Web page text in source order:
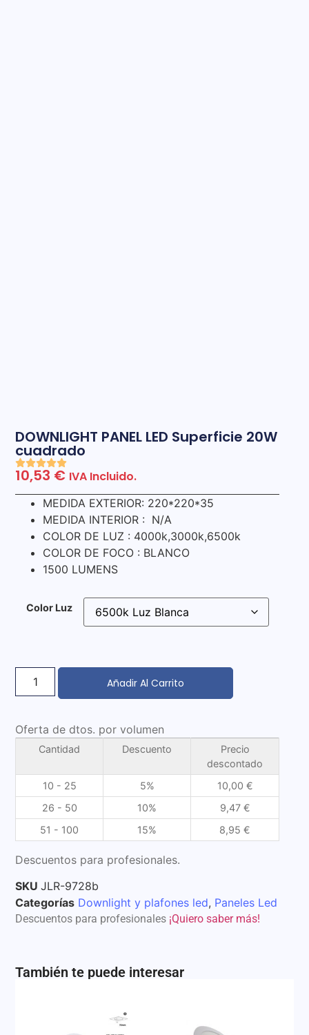
DOWNLIGHT PANEL LED Superficie 20W
cuadrado
10,53 € IVA Incluido.
MEDIDA EXTERIOR: 220*220*35
MEDIDA INTERIOR : N/A
COLOR DE LUZ : 4000k,3000k,6500k
COLOR DE FOCO : BLANCO
1500 LUMENS
Color Luz
Añadir Al Carrito
Oferta de dtos. por volumen
Cantidad Descuento
Precio
descontado
10 - 25
5% 10,00 €
26 - 50
10% 9,47 €
51 - 100
15% 8,95€
Descuentos para profesionales.
SKUJLR-9728b
Categorías Downlight y plafones led, Paneles Led
Descuentos para profesionales ¡Quiero saber más!
También te puede interesar